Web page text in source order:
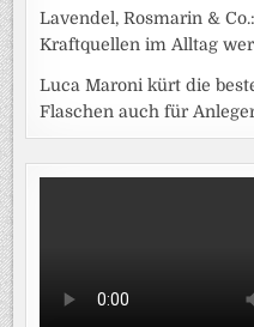
Lavendel, Rosmarin &
Kraftquellen im Alltag
Luca Maroni kürt die
Flaschen auch für